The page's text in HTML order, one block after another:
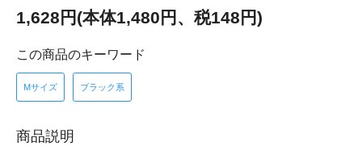
1,628円(本体1,480円、税148円)
この商品のキーワード
Mサイズ ブラック系
商品説明